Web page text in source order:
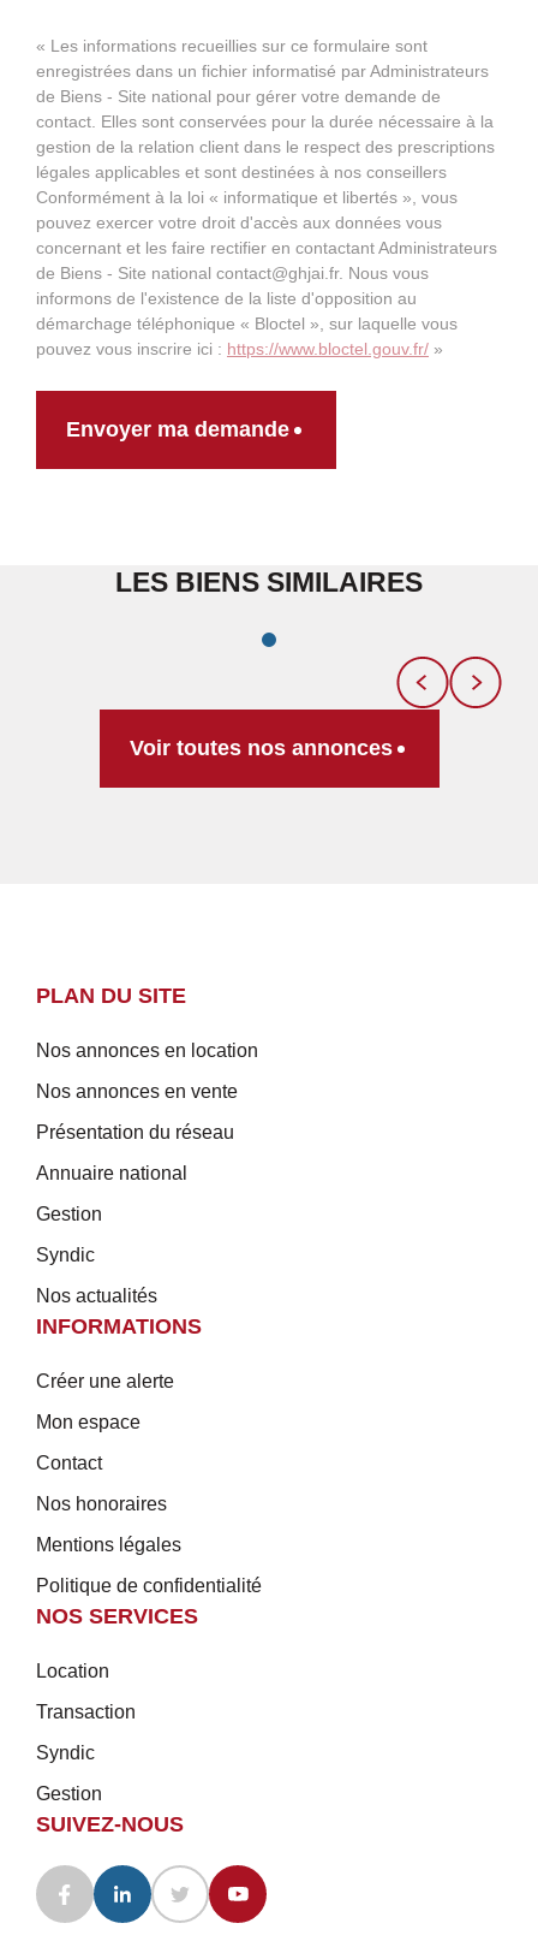
« Les informations recueillies sur ce formulaire sont
enregistrées dans un fichier informatisé par Administrateurs
de Biens - Site national pour gérer votre demande de
contact. Elles sont conservées pour la durée nécessaire à la
gestion de la relation client dans le respect des prescriptions
légales applicables et sont destinées à nos conseillers
Conformément à la loi « informatique et libertés », vous
pouvez exercer votre droit d'accès aux données vous
concernant et les faire rectifier en contactant Administrateurs
de Biens - Site national contact@ghjai.fr. Nous vous
informons de l'existence de la liste d'opposition au
démarchage téléphonique « Bloctel », sur laquelle vous
pouvez vous inscrire ici : https://www.bloctel.gouv.fr/ »
Envoyer ma demande
LES BIENS SIMILAIRES
Voir toutes nos annonces
PLAN DU SITE
Nos annonces en location
Nos annonces en vente
Présentation du réseau
Annuaire national
Gestion
Syndic
Nos actualités
INFORMATIONS
Créer une alerte
Mon espace
Contact
Nos honoraires
Mentions légales
Politique de confidentialité
NOS SERVICES
Location
Transaction
Syndic
Gestion
SUIVEZ-NOUS